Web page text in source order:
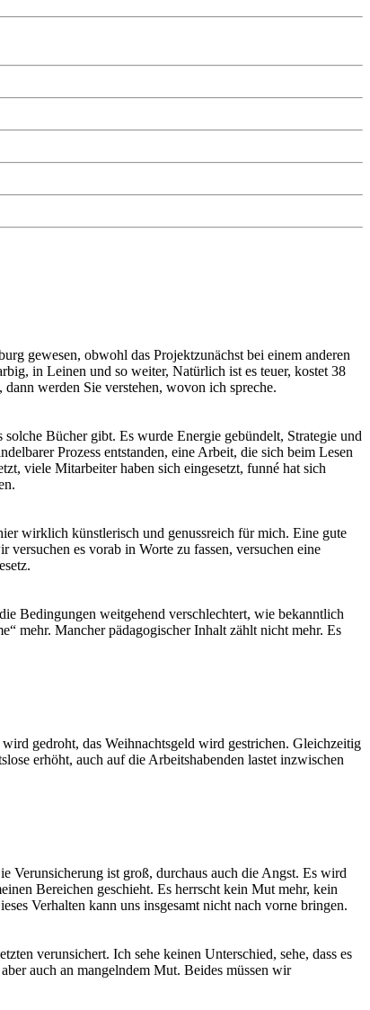
gewesen, obwohl das Projektzunächst bei einem anderen
in Leinen und so weiter, Natürlich ist es teuer, kostet 38
werden Sie verstehen, wovon ich spreche.
Bücher gibt. Es wurde Energie gebündelt, Strategie und
Prozess entstanden, eine Arbeit, die sich beim Lesen
viele Mitarbeiter haben sich eingesetzt, funné hat sich
wirklich künstlerisch und genussreich für mich. Eine gute
es vorab in Worte zu fassen, versuchen eine
Bedingungen weitgehend verschlechtert, wie bekanntlich
mehr. Mancher pädagogischer Inhalt zählt nicht mehr. Es
gedroht, das Weihnachtsgeld wird gestrichen. Gleichzeitig
erhöht, auch auf die Arbeitshabenden lastet inzwischen
Verunsicherung ist groß, durchaus auch die Angst. Es wird
Bereichen geschieht. Es herrscht kein Mut mehr, kein
Verhalten kann uns insgesamt nicht nach vorne bringen.
verunsichert. Ich sehe keinen Unterschied, sehe, dass es
auch an mangelndem Mut. Beides müssen wir